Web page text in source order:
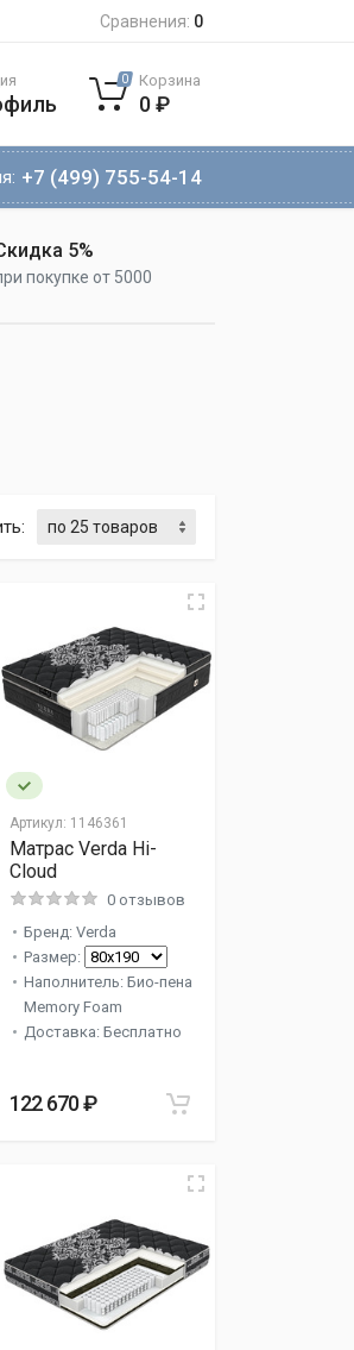
Сравнения: 0
+7 (499) 755-54-14
0 Корзина
0 ₽
5%
покупке от 5000
Артикул: 1146361
Матрас Verda Hi-
Cloud
0 отзывов
Бренд: Verda
Размер:
Наполнитель: Био-пена
Memory Foam
Доставка: Бесплатно
122 670 ₽